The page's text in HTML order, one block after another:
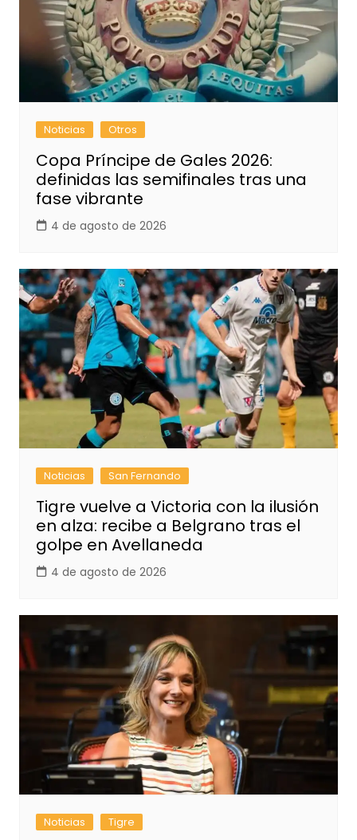
Noticias Otros
Copa Príncipe de Gales 2026:
definidas las semifinales tras una
fase vibrante
4 de agosto de 2026
Noticias San Fernando
Tigre vuelve a Victoria con la ilusión
en alza: recibe a Belgrano tras el
golpe en Avellaneda
4 de agosto de 2026
Noticias Tigre